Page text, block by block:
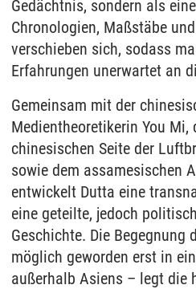
Gedächtnis, sondern als
Chronologien, Maßstäbe
verschieben sich, sodass
Erfahrungen unerwartet an
Gemeinsam mit der
Medientheoretikerin You
chinesischen Seite der
sowie dem assamesischen
entwickelt Dutta eine
eine geteilte, jedoch
Geschichte. Die Begegnung
möglich geworden erst in
außerhalb Asiens – legt die